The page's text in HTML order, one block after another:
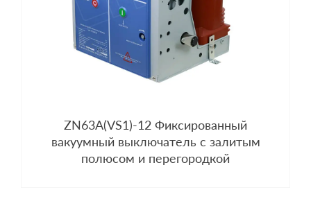
ZN63A(VS1)-12 Фиксированный
вакуумный выключатель с залитым
полюсом и перегородкой